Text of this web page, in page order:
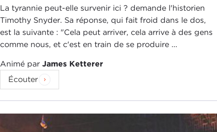
La tyrannie peut-elle survenir ici ? demande l'historien
Timothy Snyder. Sa réponse, qui fait froid dans le dos,
est la suivante : "Cela peut arriver, cela arrive à des gens
comme nous, et c'est en train de se produire ...
Animé par James Ketterer
Écouter